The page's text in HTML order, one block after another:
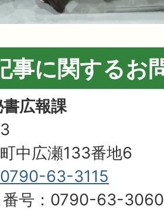
事に関するお
広報課
中広瀬133番地6
0790-63-3115
番号：0790-63-3060